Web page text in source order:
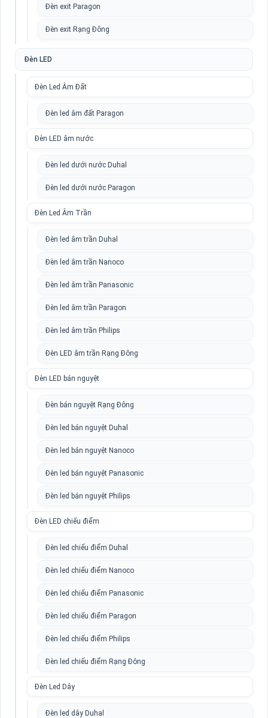
Đèn exit Paragon
Đèn exit Rạng Đông
Đèn LED
Đèn Led Âm Đất
Đèn led âm đất Paragon
Đèn LED âm nước
Đèn led dưới nước Duhal
Đèn led dưới nước Paragon
Đèn Led Âm Trần
Đèn led âm trần Duhal
Đèn led âm trần Nanoco
Đèn led âm trần Panasonic
Đèn led âm trần Paragon
Đèn led âm trần Philips
Đèn LED âm trần Rạng Đông
Đèn LED bán nguyệt
Đèn bán nguyệt Rạng Đông
Đèn led bán nguyệt Duhal
Đèn led bán nguyệt Nanoco
Đèn led bán nguyệt Panasonic
Đèn led bán nguyệt Philips
Đèn LED chiếu điểm
Đèn led chiếu điểm Duhal
Đèn led chiếu điểm Nanoco
Đèn led chiếu điểm Panasonic
Đèn led chiếu điểm Paragon
Đèn led chiếu điểm Philips
Đèn led chiếu điểm Rạng Đông
Đèn Led Dây
Đèn led dây Duhal